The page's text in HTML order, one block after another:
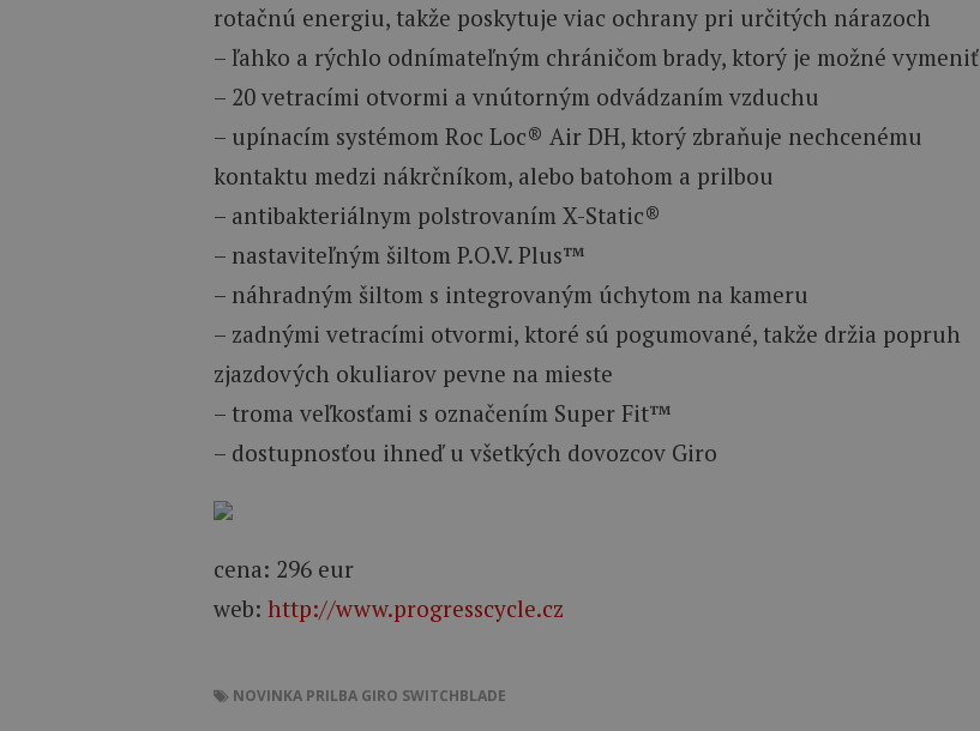
rotačnú energiu, takže poskytuje viac ochrany pri určitých nárazoch
– ľahko a rýchlo odnímateľným chráničom brady, ktorý je možné vymeniť
– 20 vetracími otvormi a vnútorným odvádzaním vzduchu
– upínacím systémom Roc Loc® Air DH, ktorý zbraňuje nechcenému
kontaktu medzi nákrčníkom, alebo batohom a prilbou
– antibakteriálnym polstrovaním X-Static®
– nastaviteľným šiltom P.O.V. Plus™
– náhradným šiltom s integrovaným úchytom na kameru
– zadnými vetracími otvormi, ktoré sú pogumované, takže držia popruh
zjazdových okuliarov pevne na mieste
– troma veľkosťami s označením Super Fit™
– dostupnosťou ihneď u všetkých dovozcov Giro
cena: 296 eur
web: http://www.progresscycle.cz
NOVINKA PRILBA GIRO SWITCHBLADE